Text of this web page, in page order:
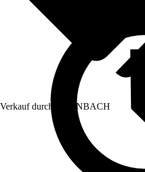
Verkauf durch: HORNBACH